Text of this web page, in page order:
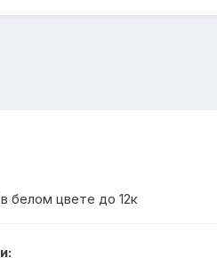
белом цвете до 12к